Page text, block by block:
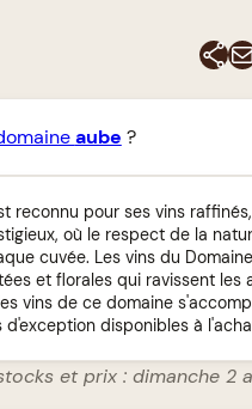
aube ?
reconnu pour ses vins
où le respect de la
cuvée. Les vins du
et florales qui ravissent les
vins de ce domaine
disponibles à
et prix : dimanche 2